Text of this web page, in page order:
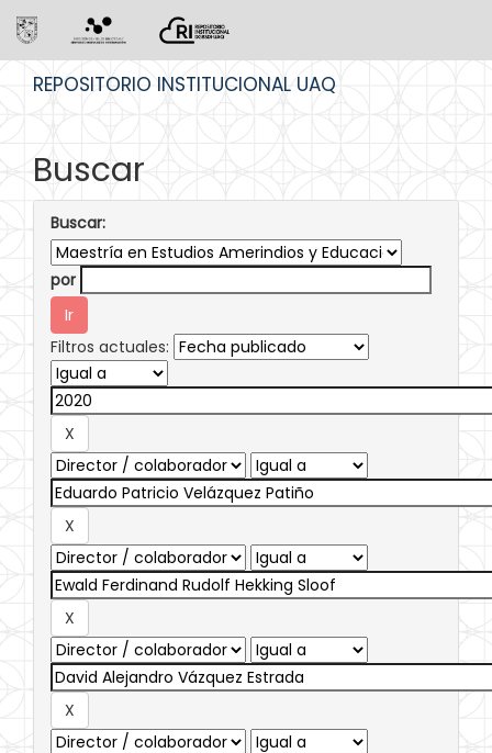
REPOSITORIO INSTITUCIONAL UAQ
Buscar
Buscar:
por
Filtros actuales: